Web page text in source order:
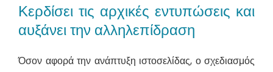
Κερδίσει τις αρχικές εντυπώσεις και
αυξάνει την αλληλεπίδραση
Όσον αφορά την ανάπτυξη ιστοσελίδας, ο σχεδιασμός